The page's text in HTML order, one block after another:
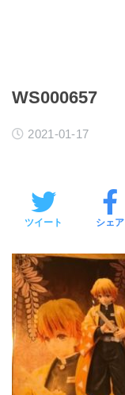
WS000657
2021-01-17
ツイート シェア